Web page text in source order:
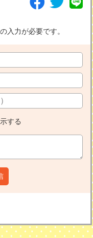
入力が必要です。
する